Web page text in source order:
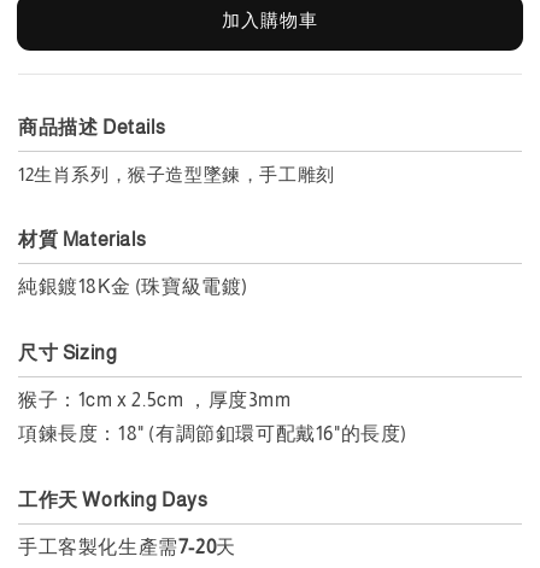
加入購物車
商品描述 Details
12生肖系列，猴子造型墜鍊，手工雕刻
材質 Materials
純銀鍍18K金 (珠寶級電鍍)
尺寸 Sizing
猴子：1cm x 2.5cm ， 厚度3mm
項鍊長度：18" (有調節釦環可配戴16"的長度)
工作天 Working Days
手工客製化生產需7-20天